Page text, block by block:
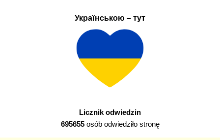
Українською – тут
Licznik odwiedzin
695655osób odwiedziło stronę